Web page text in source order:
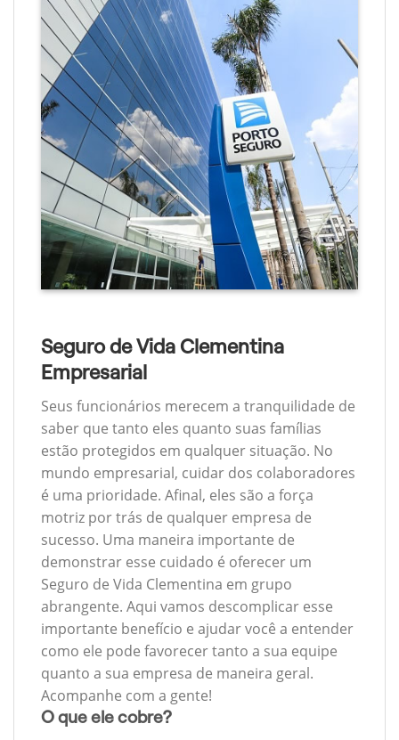
Seguro de Vida Clementina
Empresarial
Seus funcionários merecem a tranquilidade de
saber que tanto eles quanto suas famílias
estão protegidos em qualquer situação. No
mundo empresarial, cuidar dos colaboradores
é uma prioridade. Afinal, eles são a força
motriz por trás de qualquer empresa de
sucesso. Uma maneira importante de
demonstrar esse cuidado é oferecer um
Seguro de Vida Clementina em grupo
abrangente. Aqui vamos descomplicar esse
importante benefício e ajudar você a entender
como ele pode favorecer tanto a sua equipe
quanto a sua empresa de maneira geral.
Acompanhe com a gente!
O que ele cobre?